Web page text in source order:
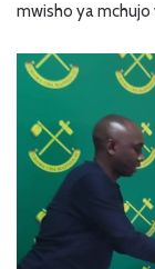
mwisho ya mchujo